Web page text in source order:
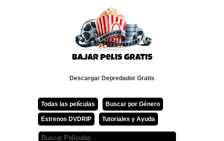
Descargar Depredador Gratis
Todas las películas Buscar por Género
Estrenos DVDRIP Tutoriales y Ayuda